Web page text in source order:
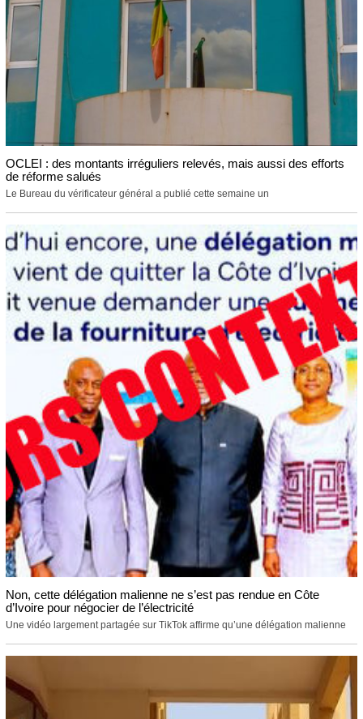
OCLEI : des montants irréguliers relevés, mais aussi des efforts
de réforme salués
Le Bureau du vérificateur général a publié cette semaine un
Non, cette délégation malienne ne s’est pas rendue en Côte
d’Ivoire pour négocier de l’électricité
Une vidéo largement partagée sur TikTok affirme qu’une délégation malienne